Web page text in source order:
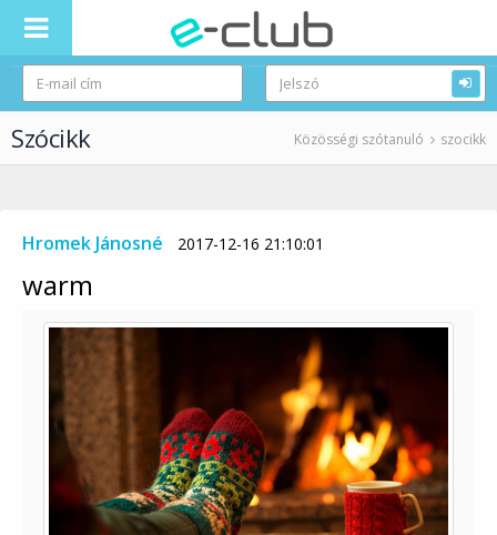
Szócikk Közösségi szótanuló szocikk
Hromek Jánosné 2017-12-16 21:10:01
warm